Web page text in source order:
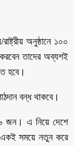
অনুষ্ঠানে ১০০
তাদের অব্যশই
হবে।
বন্ধ থাকবে।
জন। এ নিয়ে দেশে
একই সময়ে নতুন করে